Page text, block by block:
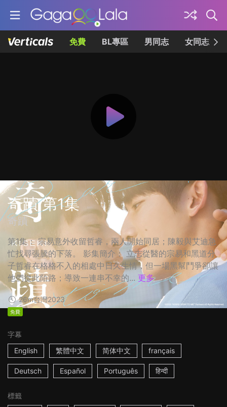
免費 BL專區 男同志 女同志
奇蹟 第1集
奇蹟
第1集： 宗易意外收留哲睿，兩人開始同居；陳毅與艾迪急
忙找尋張騰的下落。 影集簡介： 立志從醫的宗易和黑道分
子哲睿在格格不入的相處中日久生情，但一場黑幫鬥爭卻讓
他們從此陌路；導致一連串不幸的... 更多
26m台灣2023
免費
字幕
English
繁體中文 简体中文 français
Deutsch Español Português हिन्दी
標籤